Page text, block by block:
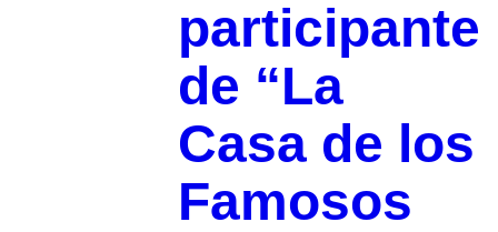
participante
de “La
Casa de los
Famosos